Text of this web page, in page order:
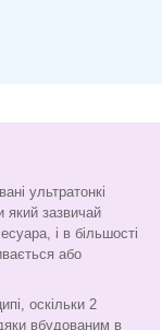
ультратонкі
який зазвичай
і в більшості
або
оскільки 2
вбудованим в